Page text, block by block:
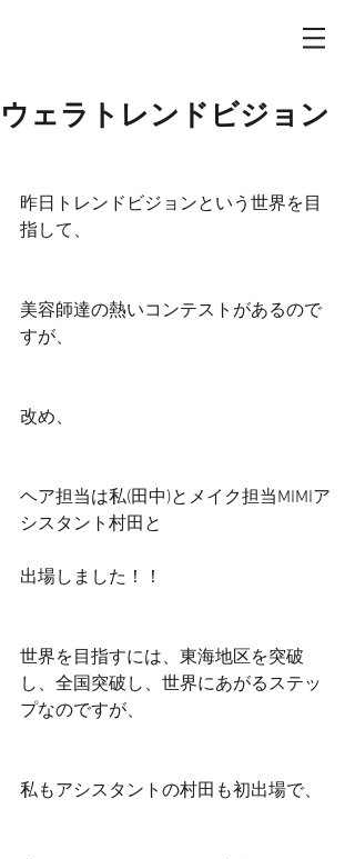
ウェラトレンドビジョン
昨日トレンドビジョンという世界を目
指して、
美容師達の熱いコンテストがあるので
すが、
改め、
ヘア担当は私(田中)とメイク担当MIMIア
シスタント村田と
出場しました！！
世界を目指すには、東海地区を突破
し、全国突破し、世界にあがるステッ
プなのですが、
私もアシスタントの村田も初出場で、